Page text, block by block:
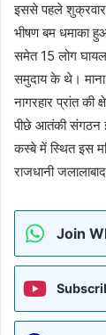
इससे पहले शुक्रवार
भीषण बम धमाका
समेत 15 लोग घायल
समुदाय के थे।
नागरहार प्रांत की
पीछे आतंकी संगठन
कस्बे में स्थित इस
राजधानी
Join